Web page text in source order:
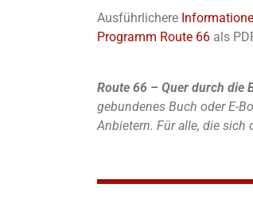
Ausführlichere
Programm Route 66 als
Route 66 – Quer durch die
gebundenes Buch oder E-
Anbietern. Für alle, die